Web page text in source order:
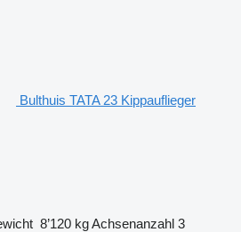
Bulthuis TATA 23 Kippauflieger
8’120 kgAchsenanzahl 3